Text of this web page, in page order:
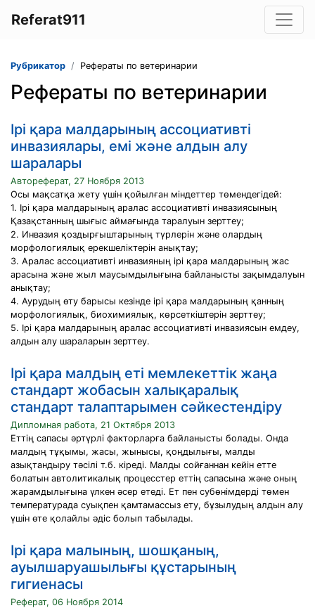
Referat911
Рубрикатор Рефераты по ветеринарии
Рефераты по ветеринарии
Ірі қара малдарының ассоциативті
инвазиялары, емі және алдын алу
шаралары
Автореферат, 27 Ноября 2013
Осы мақсатқа жету үшін қойылған міндеттер төмендегідей:
1. Ірі қара малдарының аралас ассоциативті инвазиясының
Қазақстанның шығыс аймағында таралуын зерттеу;
2. Инвазия қоздырғыштарының түрлерін және олардың
морфологиялық ерекшеліктерін анықтау;
3. Аралас ассоциативті инвазияның ірі қара малдарының жас
арасына және жыл маусымдылығына байланысты зақымдалуын
анықтау;
4. Аурудың өту барысы кезінде ірі қара малдарының қанның
морфологиялық, биохимиялық, көрсеткіштерін зерттеу;
5. Ірі қара малдарының аралас ассоциативті инвазиясын емдеу,
алдын алу шараларын зерттеу.
Ірі қара малдың еті мемлекеттік жаңа
стандарт жобасын халықаралық
стандарт талаптарымен сәйкестендіру
Дипломная работа, 21 Октября 2013
Еттің сапасы әртүрлі факторларға байланысты болады. Онда
малдың тұқымы, жасы, жынысы, қоңдылығы, малды
азықтандыру тәсілі т.б. кіреді. Малды сойғаннан кейін етте
болатын автолитикалық процесстер еттің сапасына және оның
жарамдылығына үлкен әсер етеді. Ет пен субөнімдерді төмен
температурада суықпен қамтамассыз ету, бұзылудың алдын алу
үшін өте қолайлы әдіс болып табылады.
Ірі қара малының, шошқаның,
ауылшаруашылығы құстарының
гигиенасы
Реферат, 06 Ноября 2014